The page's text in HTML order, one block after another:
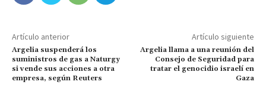
Artículo anterior
Argelia suspenderá los
suministros de gas a Naturgy
si vende sus acciones a otra
empresa, según Reuters
Artículo siguiente
Argelia llama a una reunión del
Consejo de Seguridad para
tratar el genocidio israelí en
Gaza